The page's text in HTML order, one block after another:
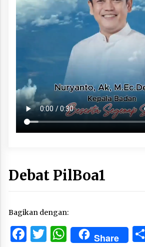
Debat PilBoa1
Bagikan dengan:
Facebook
Twitter
WhatsApp
Share